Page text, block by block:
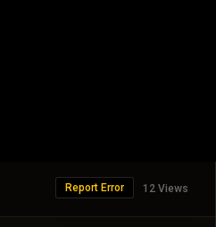
12 Views
Report Error